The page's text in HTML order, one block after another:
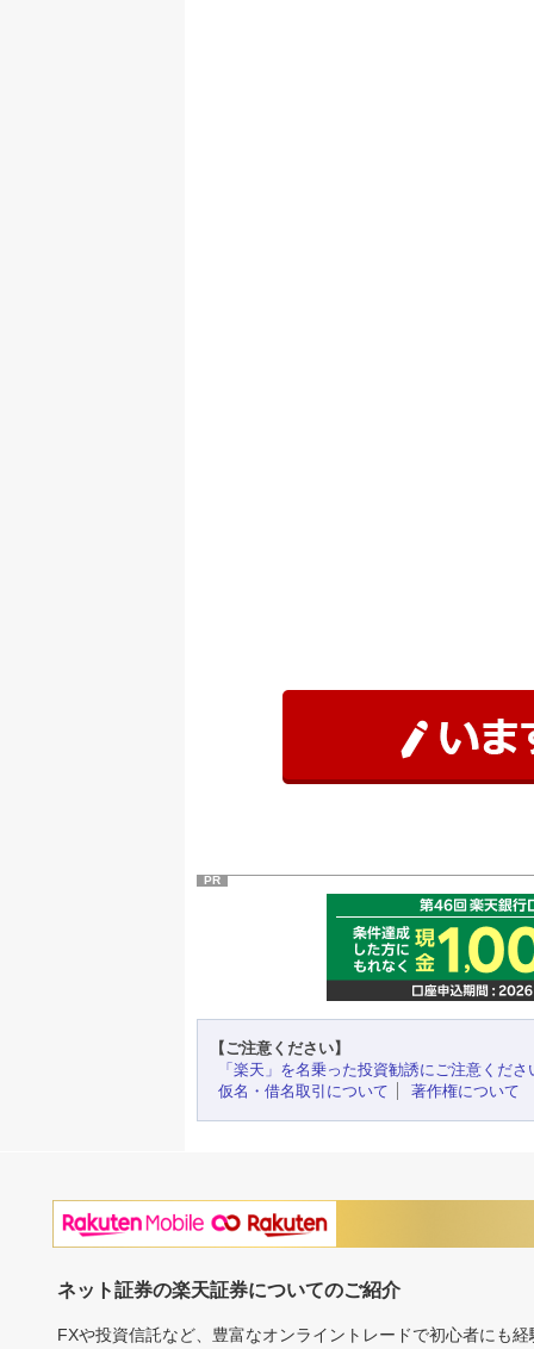
PR
【ご注意ください】
「楽天」を名乗った投資勧誘にご注意くださ
仮名・借名取引について
著作権について
ネット証券の楽天証券についてのご紹介
FXや投資信託など、豊富なオンライントレードで初心者にも